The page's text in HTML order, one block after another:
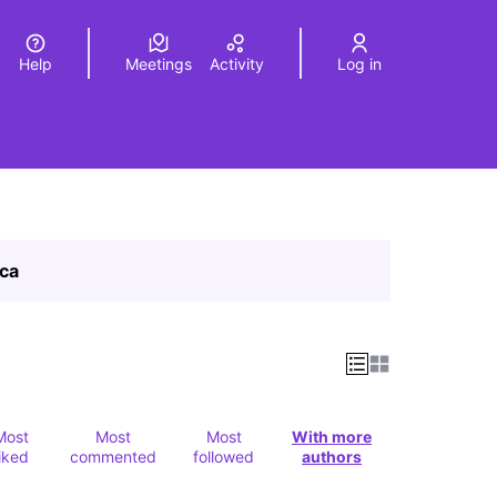
Elegir el idiomaChoose language
Help Meetings Activity Log in
Most
commented
Most
followed
With more
authors